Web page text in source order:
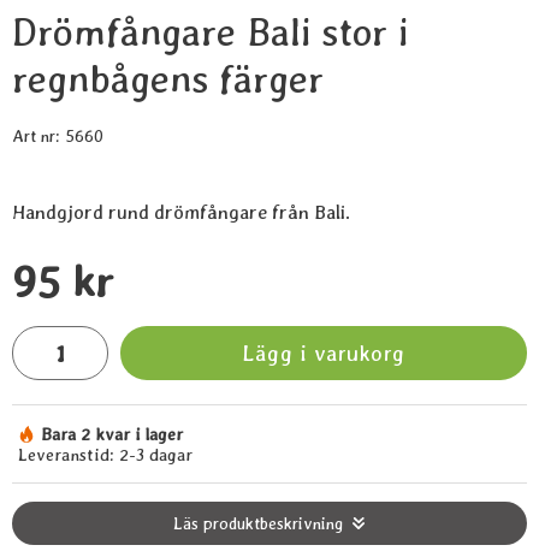
Drömfångare Bali stor i
regnbågens färger
Art nr: 5660
Handgjord rund drömfångare från Bali.
pris
95 kr
antal
Lägg i varukorg
Tillgänglighet:
Bara 2 kvar i lager
Leveranstid: 2-3 dagar
Läs produktbeskrivning